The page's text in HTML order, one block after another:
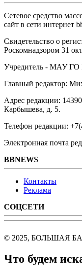
Сетевое средство
сайт в сети интернет
Свидетельство о
Роскомнадзором 31
Учредитель - МАУ ГО
Главный редактор:
Адрес редакции:
Карбышева, д. 5.
Телефон редакции:
Электронная почта
BBNEWS
Контакты
Реклама
СОЦСЕТИ
© 2025, БОЛЬШАЯ
Что будем